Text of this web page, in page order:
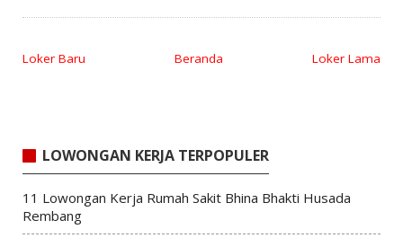
Loker Baru Loker Lama
Beranda
LOWONGAN KERJA TERPOPULER
11 Lowongan Kerja Rumah Sakit Bhina Bhakti Husada
Rembang